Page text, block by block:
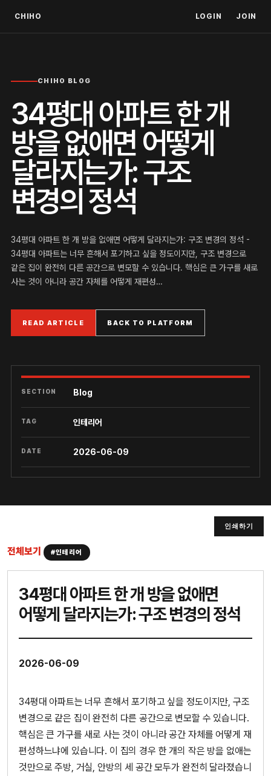
CHIHO LOGIN JOIN
CHIHO BLOG
34평대 아파트 한 개
방을 없애면 어떻게
달라지는가: 구조
변경의 정석
34평대 아파트 한 개 방을 없애면 어떻게 달라지는가: 구조 변경의 정석 -
34평대 아파트는 너무 흔해서 포기하고 싶을 정도이지만, 구조 변경으로
같은 집이 완전히 다른 공간으로 변모할 수 있습니다. 핵심은 큰 가구를 새로
사는 것이 아니라 공간 자체를 어떻게 재편성…
READ ARTICLE BACK TO PLATFORM
SECTION Blog
TAG 인테리어
DATE 2026-06-09
인쇄하기
전체보기 #인테리어
34평대 아파트 한 개 방을 없애면
어떻게 달라지는가: 구조 변경의 정석
2026-06-09
34평대 아파트는 너무 흔해서 포기하고 싶을 정도이지만, 구조
변경으로 같은 집이 완전히 다른 공간으로 변모할 수 있습니다.
핵심은 큰 가구를 새로 사는 것이 아니라 공간 자체를 어떻게 재
편성하느냐에 있습니다. 이 집의 경우 한 개의 작은 방을 없애는
것만으로 주방, 거실, 안방의 세 공간 모두가 완전히 달라졌습니